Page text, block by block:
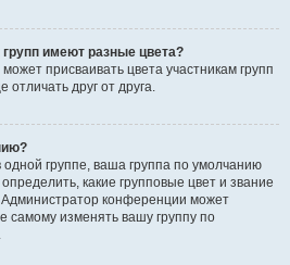
имеют разные цвета?
присваивать цвета участникам групп
друг от друга.
группе, ваша группа по умолчанию
какие групповые цвет и звание
конференции может
самому изменять вашу группу по